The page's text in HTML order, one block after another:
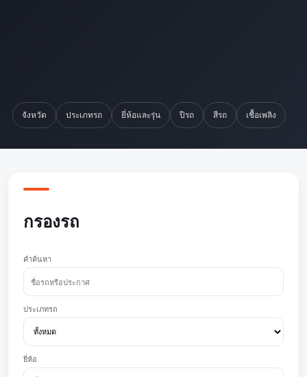
จังหวัด ประเภทรถ ยี่ห้อและรุ่น ปีรถ สีรถ เชื้อเพลิง
กรองรถ
คำค้นหา
ประเภทรถ
ยี่ห้อ